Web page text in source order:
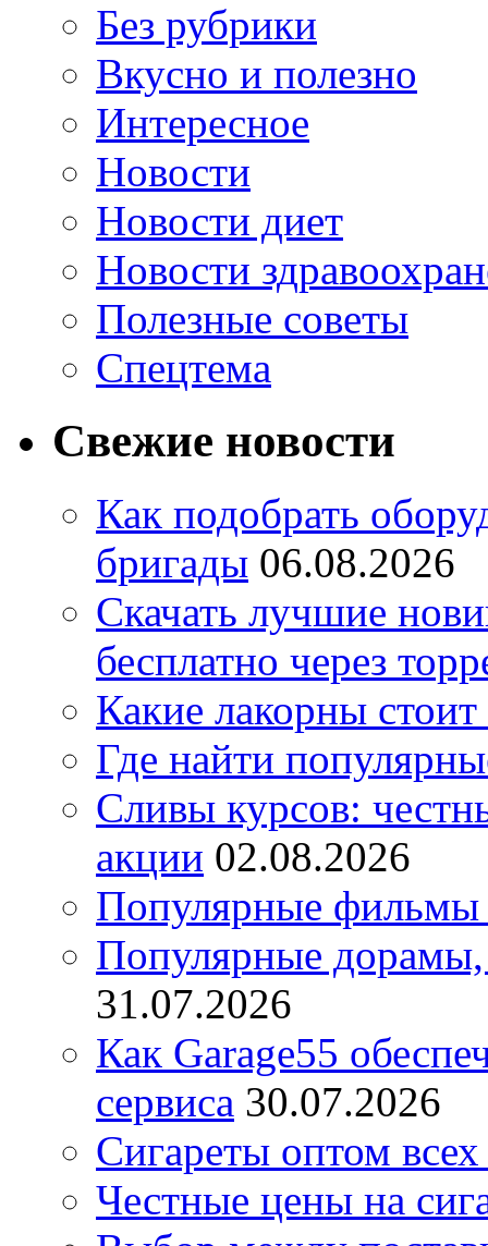
Без рубрики
Вкусно и полезно
Интересное
Новости
Новости диет
Новости
Полезные советы
Спецтема
Свежие новости
Как подобрать
бригады 06.08.2026
Скачать лучшие
бесплатно через
Какие лакорны стоит
Где найти
Сливы курсов:
акции 02.08.2026
Популярные фильмы
Популярные дорамы,
31.07.2026
Как Garage55
сервиса 30.07.2026
Сигареты оптом
Честные цены на